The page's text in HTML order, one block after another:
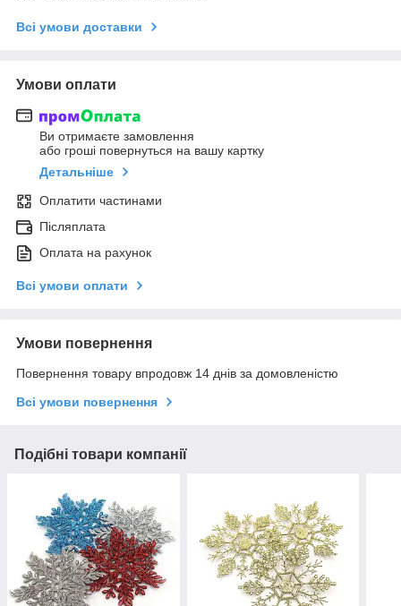
Всі умови доставки
Умови оплати
Ви отримаєте замовлення
або гроші повернуться на вашу картку
Детальніше
Оплатити частинами
Післяплата
Оплата на рахунок
Всі умови оплати
Умови повернення
Повернення товару впродовж 14 днів за домовленістю
Всі умови повернення
Подібні товари компанії